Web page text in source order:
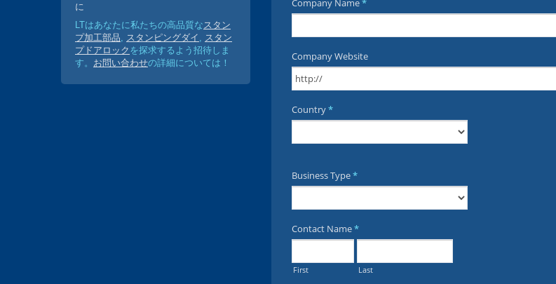
に
LTはあなたに私たちの高品質なスタン
プ加工部品, スタンピングダイ , スタン
プドアロック を探求するよう招待しま
す。 お問い合わせの詳細については！